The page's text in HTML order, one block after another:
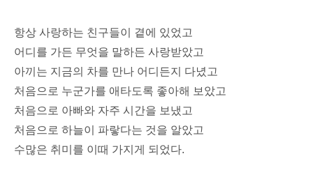
항상 사랑하는 친구들이 곁에 있었고
어디를 가든 무엇을 말하든 사랑받았고
아끼는 지금의 차를 만나 어디든지 다녔고
처음으로 누군가를 애타도록 좋아해 보았고
처음으로 아빠와 자주 시간을 보냈고
처음으로 하늘이 파랗다는 것을 알았고
수많은 취미를 이때 가지게 되었다.